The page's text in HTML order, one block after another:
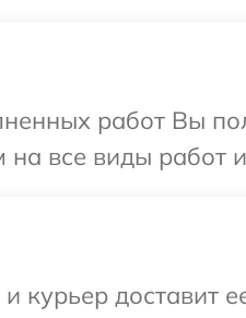
работ Вы
все виды работ
доставит